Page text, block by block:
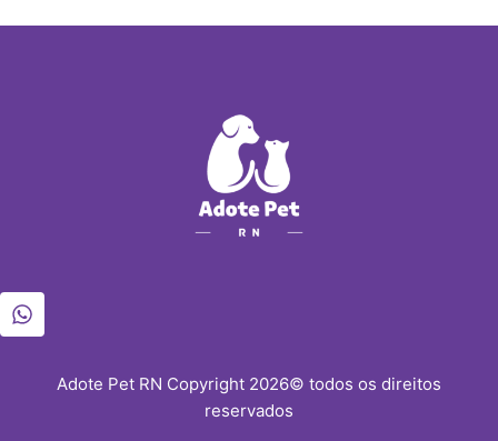
Adote Pet RN Copyright 2026© todos os direitos
reservados